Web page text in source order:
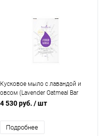
Кусковое мыло с лавандой и
овсом (Lavender Oatmeal Bar
Soap) Young Living/Янг Ливинг
4 530 руб. / шт
Подробнее